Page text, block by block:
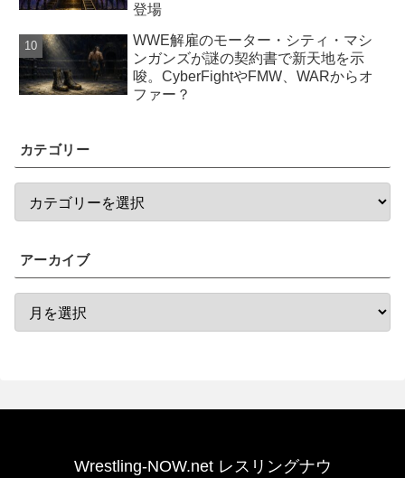
登場
WWE解雇のモーター・シティ・マシ
ンガンズが謎の契約書で新天地を示
唆。CyberFightやFMW、WARからオ
ファー？
カテゴリー
アーカイブ
Wrestling-NOW.net レスリングナウ